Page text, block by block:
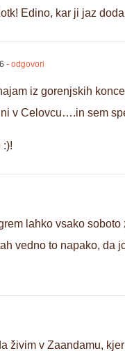
Edino, kar ji jaz
- odgovori
iz gorenjskih
v Celovcu….in sem
:)!
lahko vsako
vedno to napako, da
živim v Zaandamu,